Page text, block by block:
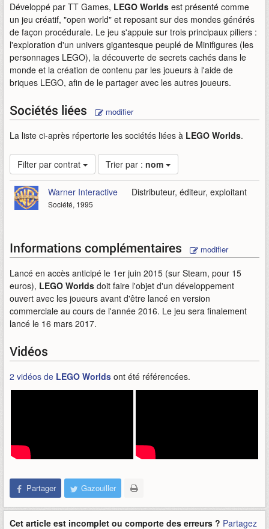
Développé par TT Games, LEGO Worlds est présenté comme
un jeu créatif, "open world" et reposant sur des mondes générés
de façon procédurale. Le jeu s'appuie sur trois principaux piliers :
l'exploration d'un univers gigantesque peuplé de Minifigures (les
personnages LEGO), la découverte de secrets cachés dans le
monde et la création de contenu par les joueurs à l'aide de
briques LEGO, afin de le partager avec les autres joueurs.
Sociétés liées modifier
La liste ci-après répertorie les sociétés liées à LEGO Worlds.
Filter par contrat Trier par : nom
Warner Interactive
Société, 1995
Distributeur, éditeur, exploitant
Informations complémentaires modifier
Lancé en accès anticipé le 1er juin 2015 (sur Steam, pour 15
euros), LEGO Worlds doit faire l'objet d'un développement
ouvert avec les joueurs avant d'être lancé en version
commerciale au cours de l'année 2016. Le jeu sera finalement
lancé le 16 mars 2017.
Vidéos
2 vidéos de LEGO Worlds ont été référencées.
Partager Gazouiller
Cet article est incomplet ou comporte des erreurs ? Partagez